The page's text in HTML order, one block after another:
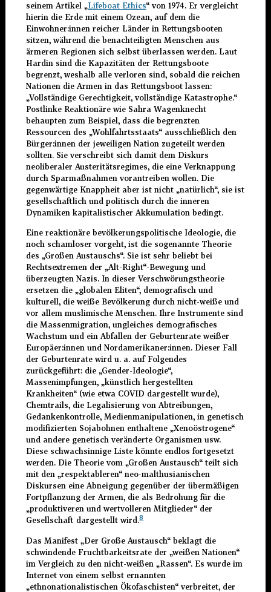
seinem Artikel „Lifeboat Ethics“ von 1974. Er vergleicht
hierin die Erde mit einem Ozean, auf dem die
Einwohner:innen reicher Länder in Rettungsbooten
sitzen, während die benachteiligten Menschen aus
ärmeren Regionen sich selbst überlassen werden. Laut
Hardin sind die Kapazitäten der Rettungsboote
begrenzt, weshalb alle verloren sind, sobald die reichen
Nationen die Armen in das Rettungsboot lassen:
„Vollständige Gerechtigkeit, vollständige Katastrophe.“
Postlinke Reaktionäre wie Sahra Wagenknecht
behaupten zum Beispiel, dass die begrenzten
Ressourcen des „Wohlfahrtsstaats“ ausschließlich den
Bürger:innen der jeweiligen Nation zugeteilt werden
sollten. Sie verschreibt sich damit dem Diskurs
neoliberaler Austeritätsregimes, die eine Verknappung
durch Sparmaßnahmen vorantreiben wollen. Die
gegenwärtige Knappheit aber ist nicht „natürlich“, sie ist
gesellschaftlich und politisch durch die inneren
Dynamiken kapitalistischer Akkumulation bedingt.
Eine reaktionäre bevölkerungspolitische Ideologie, die
noch schamloser vorgeht, ist die sogenannte Theorie
des „Großen Austauschs“. Sie ist sehr beliebt bei
Rechtsextremen der „Alt-Right“-Bewegung und
überzeugten Nazis. In dieser Verschwörungstheorie
ersetzen die „globalen Eliten“, demografisch und
kulturell, die weiße Bevölkerung durch nicht-weiße und
vor allem muslimische Menschen. Ihre Instrumente sind
die Massenmigration, ungleiches demografisches
Wachstum und ein Abfallen der Geburtenrate weißer
Europäer:innen und Nordamerikaner:innen. Dieser Fall
der Geburtenrate wird u. a. auf Folgendes
zurückgeführt: die „Gender-Ideologie“,
Massenimpfungen, „künstlich hergestellten
Krankheiten“ (wie etwa COVID dargestellt wurde),
Chemtrails, die Legalisierung von Abtreibungen,
Gedankenkontrolle, Medienmanipulationen, in genetisch
modifizierten Sojabohnen enthaltene „Xenoöstrogene“
und andere genetisch veränderte Organismen usw.
Diese schwachsinnige Liste könnte endlos fortgesetzt
werden. Die Theorie vom „Großen Austausch“ teilt sich
mit den „respektableren“ neo-malthusianischen
Diskursen eine Abneigung gegenüber der übermäßigen
Fortpflanzung der Armen, die als Bedrohung für die
„produktiveren und wertvolleren Mitglieder“ der
Gesellschaft dargestellt wird.8
Das Manifest „Der Große Austausch“ beklagt die
schwindende Fruchtbarkeitsrate der „weißen Nationen“
im Vergleich zu den nicht-weißen „Rassen“. Es wurde im
Internet von einem selbst ernannten
„ethnonationalistischen Ökofaschisten“ verbreitet, der